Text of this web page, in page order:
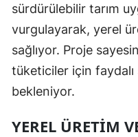
sürdürülebilir tarım
vurgulayarak, yerel
sağlıyor. Proje
tüketiciler için
bekleniyor.
YEREL ÜRETIM